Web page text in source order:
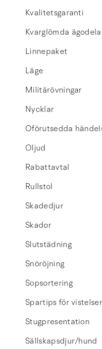
Kvalitetsgaranti
Kvarglömda
Linnepaket
Läge
Militärövningar
Nycklar
Oförutsedda
Oljud
Rabattavtal
Rullstol
Skadedjur
Skador
Slutstädning
Snöröjning
Sopsortering
Spartips för
Stugpresentation
Sällskapsdjur/hund